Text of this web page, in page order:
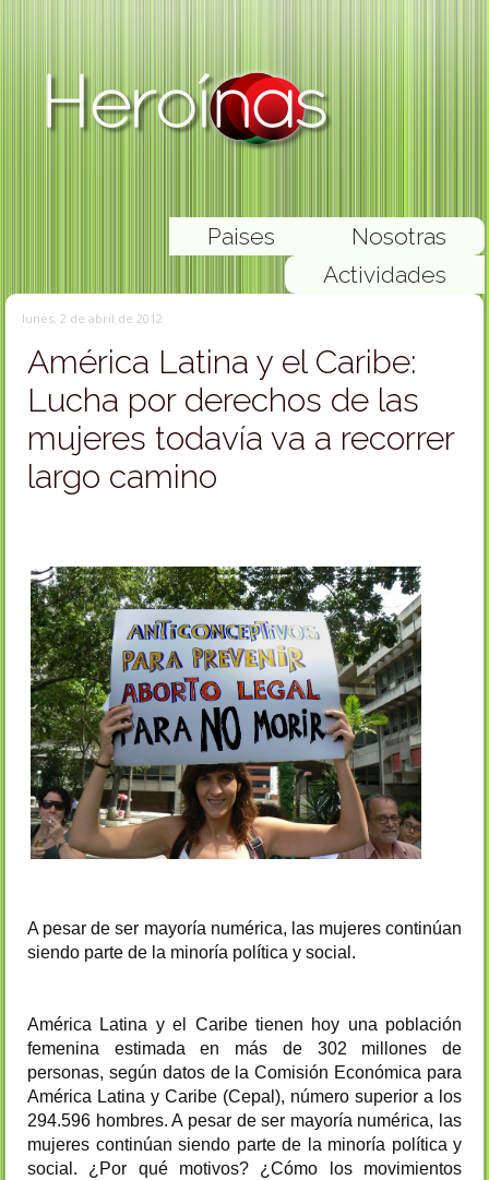
Nosotras
Paises
Actividades
lunes, 2 de abril de 2012
América Latina y el Caribe:
Lucha por derechos de las
mujeres todavía va a recorrer
largo camino
A pesar de ser mayoría numérica, las mujeres continúan
siendo parte de la minoría política y social.
América Latina y el Caribe tienen hoy una población
femenina estimada en más de 302 millones de
personas, según datos de la Comisión Económica para
América Latina y Caribe (Cepal), número superior a los
294.596 hombres. A pesar de ser mayoría numérica, las
mujeres continúan siendo parte de la minoría política y
social. ¿Por qué motivos? ¿Cómo los movimientos